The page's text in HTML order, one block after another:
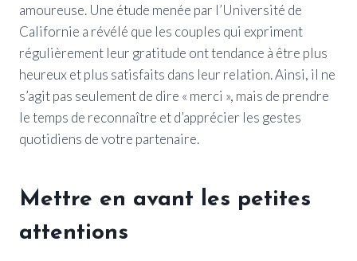
amoureuse. Une étude menée par l’Université de
Californie a révélé que les couples qui expriment
régulièrement leur gratitude ont tendance à être plus
heureux et plus satisfaits dans leur relation. Ainsi, il ne
s’agit pas seulement de dire « merci », mais de prendre
le temps de reconnaître et d’apprécier les gestes
quotidiens de votre partenaire.
Mettre en avant les petites
attentions